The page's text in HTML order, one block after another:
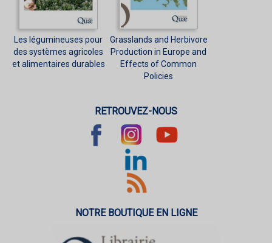
Les légumineuses pour
des systèmes agricoles
et alimentaires durables
Grasslands and Herbivore
Production in Europe and
Effects of Common
Policies
RETROUVEZ-NOUS
NOTRE BOUTIQUE EN LIGNE